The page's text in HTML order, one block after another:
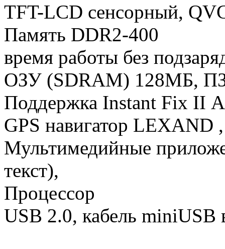
TFT-LCD сенсорный,
Память DDR2-400
время работы без
ОЗУ (SDRAM) 128МБ,
Поддержка Instant Fix II
GPS навигатор LEXAND ,
Мультимедийные
текст),
Процессор
USB 2.0, кабель miniUSB